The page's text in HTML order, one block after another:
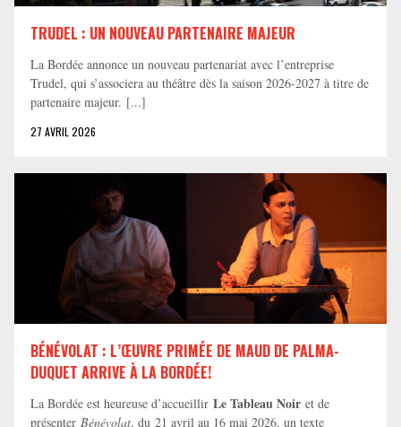
TRUDEL : UN NOUVEAU PARTENAIRE MAJEUR
La Bordée annonce un nouveau partenariat avec l’entreprise
Trudel, qui s’associera au théâtre dès la saison 2026-2027 à titre de
partenaire majeur. [...]
27 AVRIL 2026
BÉNÉVOLAT : L’ŒUVRE PRIMÉE DE MAUD DE PALMA-
DUQUET ARRIVE À LA BORDÉE!
La Bordée est heureuse d’accueillir Le Tableau Noir et de
présenter Bénévolat, du 21 avril au 16 mai 2026, un texte